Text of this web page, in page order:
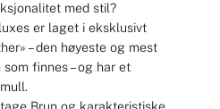
med stil?
er laget i eksklusivt
– den høyeste og mest
finnes – og har et